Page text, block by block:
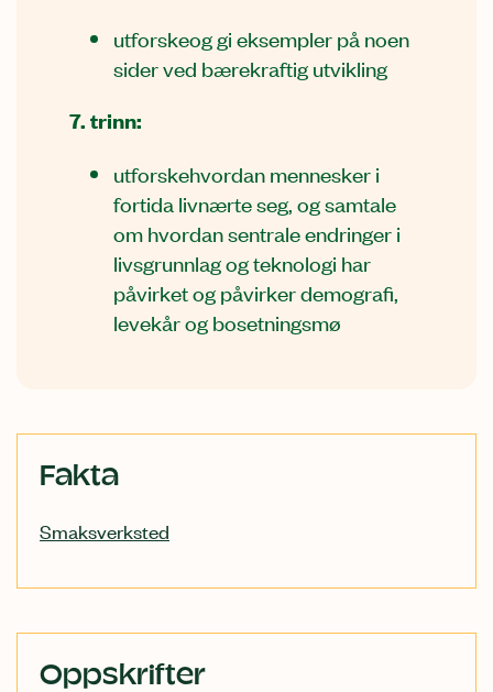
utforskeog gi eksempler på noen
sider ved bærekraftig utvikling
7. trinn:
utforskehvordan mennesker i
fortida livnærte seg, og samtale
om hvordan sentrale endringer i
livsgrunnlag og teknologi har
påvirket og påvirker demografi,
levekår og bosetningsmø
innhold
Fakta
Smaksverksted
Oppskrifter